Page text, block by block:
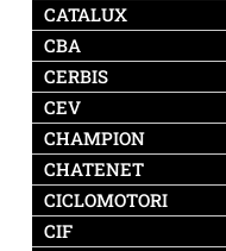
CATALUX
CBA
CERBIS
CEV
CHAMPION
CHATENET
CICLOMOTORI
CIF